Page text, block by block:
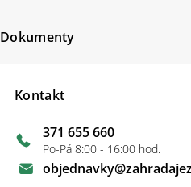
Kontakt
objednavky@
371 655 660
Po-Pá 8:00 - 16:00 hod.
Dokumenty